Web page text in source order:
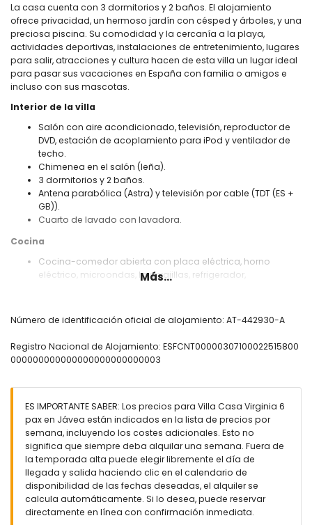
La casa cuenta con 3 dormitorios y 2 baños. El alojamiento
ofrece privacidad, un hermoso jardín con césped y árboles, y una
preciosa piscina. Su comodidad y la cercanía a la playa,
actividades deportivas, instalaciones de entretenimiento, lugares
para salir, atracciones y cultura hacen de esta villa un lugar ideal
para pasar sus vacaciones en España con familia o amigos e
incluso con sus mascotas.
Interior de la villa
Salón con aire acondicionado, televisión, reproductor de
DVD, estación de acoplamiento para iPod y ventilador de
techo.
Chimenea en el salón (leña).
3 dormitorios y 2 baños.
Antena parabólica (Astra) y televisión por cable (TDT (ES +
GB)).
Cuarto de lavado con lavadora.
Cocina
Cocina-comedor abierta con placa eléctrica, horno
eléctrico, microondas, lavavajillas, refrigerador,
Dormitorios y baños
2 dormitorios, cada uno con cama doble y ventilador.
1 dormitorio con 2 camas individuales y ventilador.
Exterior de la villa
Parcela grande y cerrada.
Piscina privada de 10m x 5m y 2m de profundidad.
Hermoso jardín con césped y árboles, y mobiliario de
jardín con tumbonas.
2 terrazas.
Cocina exterior y barbacoa.
Zona de estar al aire libre.
2 plazas de aparcamiento cubiertas privadas.
Más...
Número de identificación oficial de alojamiento: AT-442930-A
Registro Nacional de Alojamiento: ESFCNT00000307100022515800
000000000000000000000000003
ES IMPORTANTE SABER: Los precios para Villa Casa Virginia 6
pax en Jávea están indicados en la lista de precios por
semana, incluyendo los costes adicionales. Esto no
significa que siempre deba alquilar una semana. Fuera de
la temporada alta puede elegir libremente el día de
llegada y salida haciendo clic en el calendario de
disponibilidad de las fechas deseadas, el alquiler se
calcula automáticamente. Si lo desea, puede reservar
directamente en línea con confirmación inmediata.